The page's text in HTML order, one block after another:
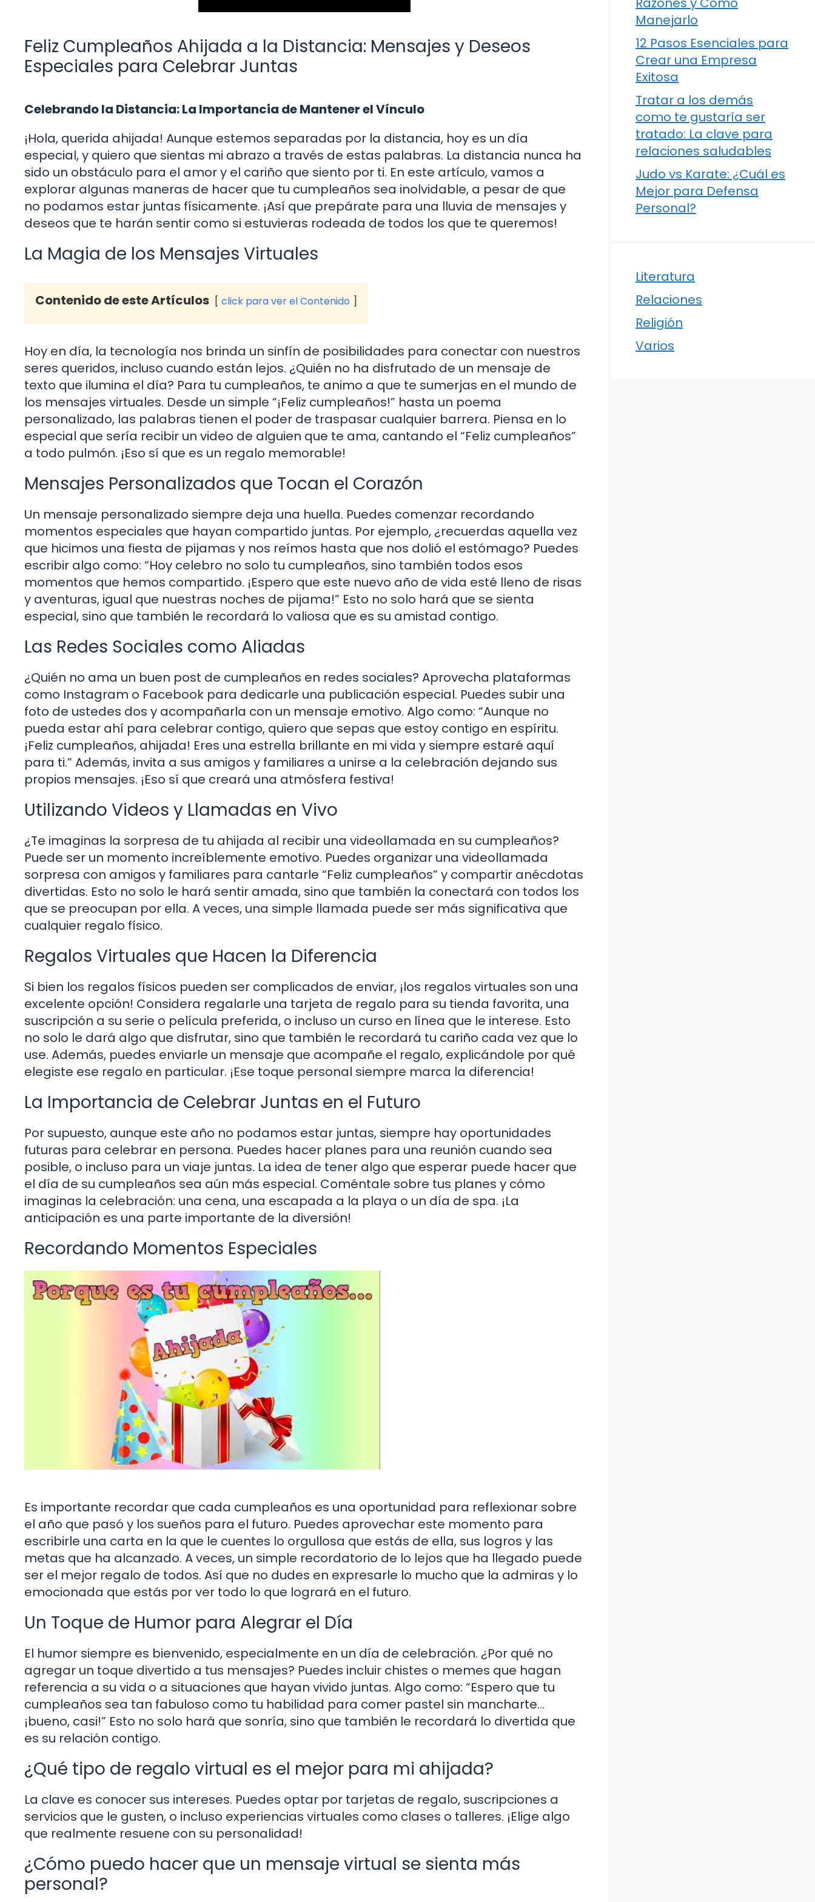
Feliz Cumpleaños Ahijada a la Distancia: Mensajes y Deseos
Especiales para Celebrar Juntas
Celebrando la Distancia: La Importancia de Mantener el Vínculo
¡Hola, querida ahijada! Aunque estemos separadas por la distancia, hoy es un día
especial, y quiero que sientas mi abrazo a través de estas palabras. La distancia nunca ha
sido un obstáculo para el amor y el cariño que siento por ti. En este artículo, vamos a
explorar algunas maneras de hacer que tu cumpleaños sea inolvidable, a pesar de que
no podamos estar juntas físicamente. ¡Así que prepárate para una lluvia de mensajes y
deseos que te harán sentir como si estuvieras rodeada de todos los que te queremos!
La Magia de los Mensajes Virtuales
Contenido de este Artículos click para ver el Contenido
Hoy en día, la tecnología nos brinda un sinfín de posibilidades para conectar con nuestros
seres queridos, incluso cuando están lejos. ¿Quién no ha disfrutado de un mensaje de
texto que ilumina el día? Para tu cumpleaños, te animo a que te sumerjas en el mundo de
los mensajes virtuales. Desde un simple “¡Feliz cumpleaños!” hasta un poema
personalizado, las palabras tienen el poder de traspasar cualquier barrera. Piensa en lo
especial que sería recibir un video de alguien que te ama, cantando el “Feliz cumpleaños”
a todo pulmón. ¡Eso sí que es un regalo memorable!
Mensajes Personalizados que Tocan el Corazón
Un mensaje personalizado siempre deja una huella. Puedes comenzar recordando
momentos especiales que hayan compartido juntas. Por ejemplo, ¿recuerdas aquella vez
que hicimos una fiesta de pijamas y nos reímos hasta que nos dolió el estómago? Puedes
escribir algo como: “Hoy celebro no solo tu cumpleaños, sino también todos esos
momentos que hemos compartido. ¡Espero que este nuevo año de vida esté lleno de risas
y aventuras, igual que nuestras noches de pijama!” Esto no solo hará que se sienta
especial, sino que también le recordará lo valiosa que es su amistad contigo.
Las Redes Sociales como Aliadas
¿Quién no ama un buen post de cumpleaños en redes sociales? Aprovecha plataformas
como Instagram o Facebook para dedicarle una publicación especial. Puedes subir una
foto de ustedes dos y acompañarla con un mensaje emotivo. Algo como: “Aunque no
pueda estar ahí para celebrar contigo, quiero que sepas que estoy contigo en espíritu.
¡Feliz cumpleaños, ahijada! Eres una estrella brillante en mi vida y siempre estaré aquí
para ti.” Además, invita a sus amigos y familiares a unirse a la celebración dejando sus
propios mensajes. ¡Eso sí que creará una atmósfera festiva!
Utilizando Videos y Llamadas en Vivo
¿Te imaginas la sorpresa de tu ahijada al recibir una videollamada en su cumpleaños?
Puede ser un momento increíblemente emotivo. Puedes organizar una videollamada
sorpresa con amigos y familiares para cantarle “Feliz cumpleaños” y compartir anécdotas
divertidas. Esto no solo le hará sentir amada, sino que también la conectará con todos los
que se preocupan por ella. A veces, una simple llamada puede ser más significativa que
cualquier regalo físico.
Regalos Virtuales que Hacen la Diferencia
Si bien los regalos físicos pueden ser complicados de enviar, ¡los regalos virtuales son una
excelente opción! Considera regalarle una tarjeta de regalo para su tienda favorita, una
suscripción a su serie o película preferida, o incluso un curso en línea que le interese. Esto
no solo le dará algo que disfrutar, sino que también le recordará tu cariño cada vez que lo
use. Además, puedes enviarle un mensaje que acompañe el regalo, explicándole por qué
elegiste ese regalo en particular. ¡Ese toque personal siempre marca la diferencia!
La Importancia de Celebrar Juntas en el Futuro
Por supuesto, aunque este año no podamos estar juntas, siempre hay oportunidades
futuras para celebrar en persona. Puedes hacer planes para una reunión cuando sea
posible, o incluso para un viaje juntas. La idea de tener algo que esperar puede hacer que
el día de su cumpleaños sea aún más especial. Coméntale sobre tus planes y cómo
imaginas la celebración: una cena, una escapada a la playa o un día de spa. ¡La
anticipación es una parte importante de la diversión!
Recordando Momentos Especiales
Es importante recordar que cada cumpleaños es una oportunidad para reflexionar sobre
el año que pasó y los sueños para el futuro. Puedes aprovechar este momento para
escribirle una carta en la que le cuentes lo orgullosa que estás de ella, sus logros y las
metas que ha alcanzado. A veces, un simple recordatorio de lo lejos que ha llegado puede
ser el mejor regalo de todos. Así que no dudes en expresarle lo mucho que la admiras y lo
emocionada que estás por ver todo lo que logrará en el futuro.
Un Toque de Humor para Alegrar el Día
El humor siempre es bienvenido, especialmente en un día de celebración. ¿Por qué no
agregar un toque divertido a tus mensajes? Puedes incluir chistes o memes que hagan
referencia a su vida o a situaciones que hayan vivido juntas. Algo como: “Espero que tu
cumpleaños sea tan fabuloso como tu habilidad para comer pastel sin mancharte…
¡bueno, casi!” Esto no solo hará que sonría, sino que también le recordará lo divertida que
es su relación contigo.
¿Qué tipo de regalo virtual es el mejor para mi ahijada?
La clave es conocer sus intereses. Puedes optar por tarjetas de regalo, suscripciones a
servicios que le gusten, o incluso experiencias virtuales como clases o talleres. ¡Elige algo
que realmente resuene con su personalidad!
¿Cómo puedo hacer que un mensaje virtual se sienta más
personal?
Manejarlo
12 Pasos Esenciales para
Crear una Empresa
Exitosa
Tratar a los demás
como te gustaría ser
tratado: La clave para
relaciones saludables
Judo vs Karate: ¿Cuál es
Mejor para Defensa
Personal?
Literatura
Relaciones
Religión
Varios